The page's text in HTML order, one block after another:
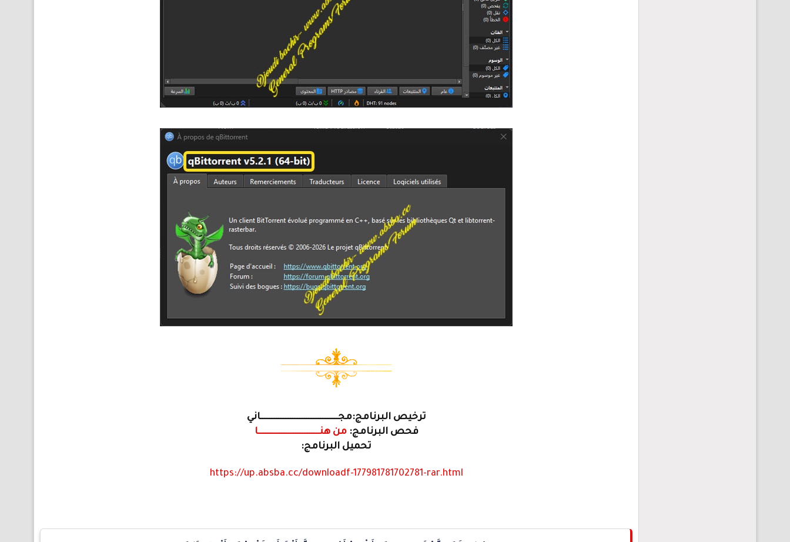
ترخيص البرنامج:مجــــــــــــــــــــــــــــــــــــــــــــاني
فحص البرنامج:من هنـــــــــــــــــــــــــــــــــــا
تحميل البرنامج:
https://up.absba.cc/downloadf-177981781702781-rar.html